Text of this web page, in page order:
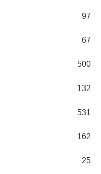
97
67
500
132
531
162
25